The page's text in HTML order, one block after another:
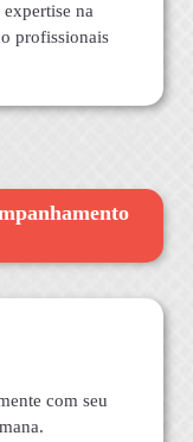
na
profissionais
com seu